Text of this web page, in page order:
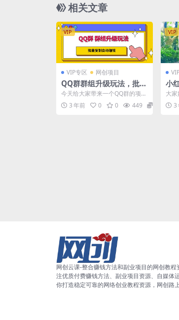
相关文章
VIP
VIP专区 网创项目
QQ群群组升级玩法，批量
复制自动赚钱，躺赚的项
目
今天给大家带来一个QQ群的项
目，批量复制自动赚钱，群组升
级玩法，躺赚的项目，流程...
3 年前 0 0 449
VIP
小
现
（
大
是
域3
网创云课-整合赚钱方法和副业项目的网创教
注优质付费赚钱方法、副业项目资源、自媒体
你打造稳定可靠的网络创业教程资源，网创路